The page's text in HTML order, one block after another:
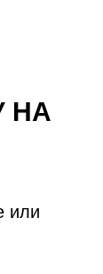
НА
или